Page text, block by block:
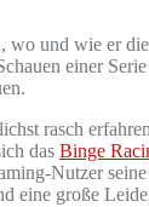
und wie er
einer
rasch
das Binge
Nutzer
eine große